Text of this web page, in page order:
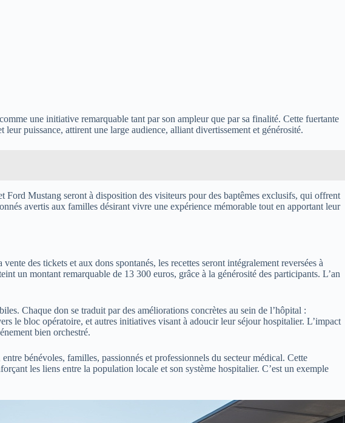
une initiative remarquable tant par son ampleur que par sa finalité. Cette fuertante
puissance, attirent une large audience, alliant divertissement et générosité.
Mustang seront à disposition des visiteurs pour des baptêmes exclusifs, qui offrent
avertis aux familles désirant vivre une expérience mémorable tout en apportant leur
des tickets et aux dons spontanés, les recettes seront intégralement reversées à
un montant remarquable de 13 300 euros, grâce à la générosité des participants. L’an
Chaque don se traduit par des améliorations concrètes au sein de l’hôpital :
le bloc opératoire, et autres initiatives visant à adoucir leur séjour hospitalier. L’impact
bien orchestré.
bénévoles, familles, passionnés et professionnels du secteur médical. Cette
les liens entre la population locale et son système hospitalier. C’est un exemple